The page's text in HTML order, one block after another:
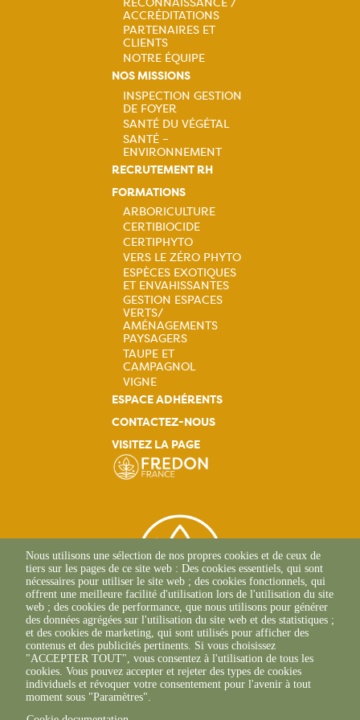
ACCRÉDITATIONS
PARTENAIRES ET
CLIENTS
NOTRE ÉQUIPE
NOS MISSIONS
Navigation
principale
INSPECTION GESTION
DE FOYER
SANTÉ DU VÉGÉTAL
SANTÉ –
ENVIRONNEMENT
RECRUTEMENT RH
FORMATIONS
Navigation
principale
ARBORICULTURE
CERTIBIOCIDE
CERTIPHYTO
VERS LE ZÉRO PHYTO
ESPÈCES EXOTIQUES
ET ENVAHISSANTES
GESTION ESPACES
VERTS/
AMÉNAGEMENTS
PAYSAGERS
TAUPE ET
CAMPAGNOL
VIGNE
ESPACE ADHÉRENTS
CONTACTEZ-NOUS
VISITEZ LA PAGE
2 Allée Du Lazio
69800 SAINT-PRIEST
+33(0)4 37 43 40 70
Nous utilisons une sélection de nos propres cookies et de ceux de
tiers sur les pages de ce site web : Des cookies essentiels, qui sont
nécessaires pour utiliser le site web ; des cookies fonctionnels, qui
offrent une meilleure facilité d'utilisation lors de l'utilisation du site
web ; des cookies de performance, que nous utilisons pour générer
des données agrégées sur l'utilisation du site web et des statistiques ;
et des cookies de marketing, qui sont utilisés pour afficher des
contenus et des publicités pertinents. Si vous choisissez
"ACCEPTER TOUT", vous consentez à l'utilisation de tous les
cookies. Vous pouvez accepter et rejeter des types de cookies
individuels et révoquer votre consentement pour l'avenir à tout
moment sous "Paramètres".